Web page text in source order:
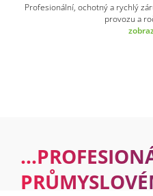
Profesionální, ochotný a rychlý
provozu a